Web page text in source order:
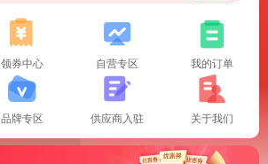
领券中心 自营专区 我的订单
品牌专区 供应商入驻 关于我们